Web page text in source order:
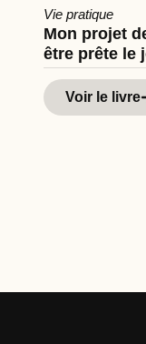
Vie pratique
Mon projet
être prête le
Voir le livre